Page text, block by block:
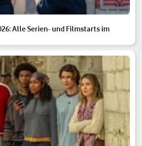
Alle Serien- und Filmstarts im